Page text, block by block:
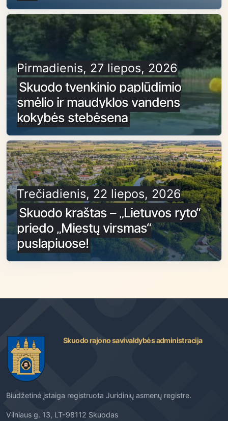
Pirmadienis, 27 liepos, 2026
Skuodo tvenkinio paplūdimio
smėlio ir maudyklos vandens
kokybės stebėsena
Trečiadienis, 22 liepos, 2026
Skuodo kraštas – „Lietuvos ryto“
priedo „Miestų virsmas“
puslapiuose!
Skuodo rajono savivaldybės administracija
Biudžetinė įstaiga registruota Juridinių asmenų registre.
Vilniaus g. 13, LT-98112 Skuodas